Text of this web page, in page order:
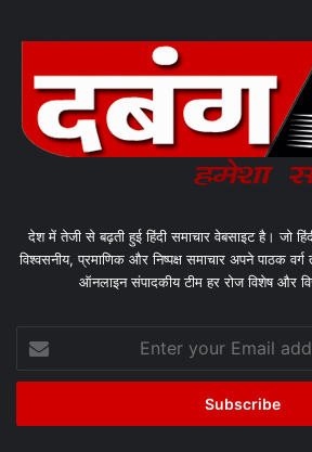
देश में तेजी से बढ़ती हुई हिंदी समाचार वेबसाइट है। जो
विश्वसनीय, प्रमाणिक और निष्पक्ष समाचार अपने पाठक
ऑनलाइन संपादकीय टीम हर रोज विशेष और
your
Email